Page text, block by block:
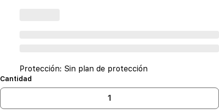
Protección: Sin plan de protección
Cantidad